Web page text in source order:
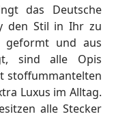
das Deutsche
den Stil in Ihr zu
geformt und aus
sind alle Opis
stoffummantelten
Luxus im Alltag.
alle Stecker